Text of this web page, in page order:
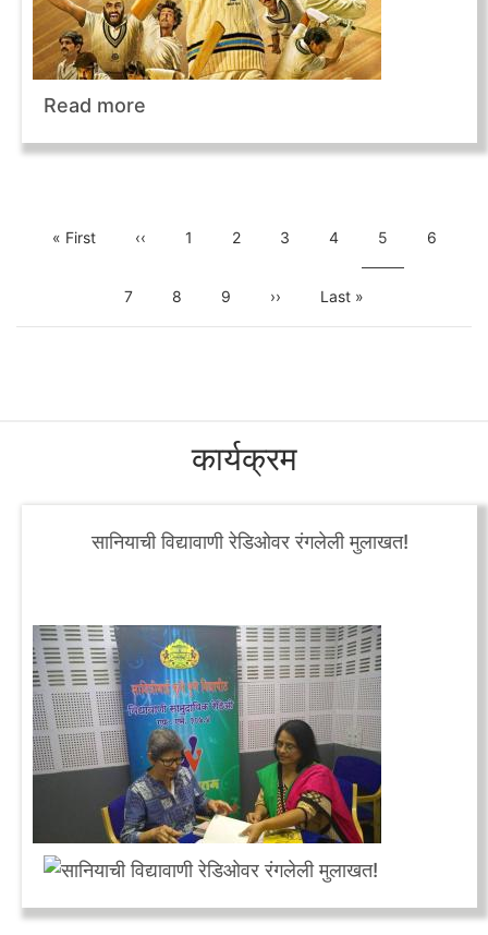
Read more
First
« First
Previous
‹‹ Page
1 Page
2 Page
3 Page
4
Current
5 Page
6
Page
7 Page
8 Page
9
Next
››
Last
Last »
कार्यक्रम
सानियाची विद्यावाणी रेडिओवर रंगलेली मुलाखत!